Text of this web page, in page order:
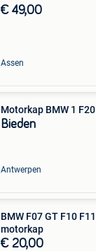
€ 49,00
Assen
Motorkap BMW 1
Bieden
Antwerpen
BMW F07 GT F10
motorkap
€ 20,00